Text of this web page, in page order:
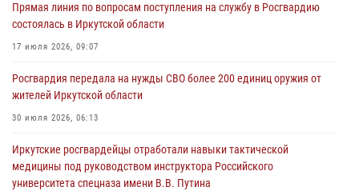
Росгвардейцы потушили загоревшийся автомобиль в Иркутске
03 августа 2026, 04:55
Дню Воздушно-десантных войск в Иркутской области
03 августа 2026, 03:32
сердца к сердцу» (видео)
31 июля 2026, 04:37
Прямая линия по вопросам поступления на службу в Росгвардию
состоялась в Иркутской области
17 июля 2026, 09:07
Росгвардия передала на нужды СВО более 200 единиц оружия от
жителей Иркутской области
30 июля 2026, 06:13
Иркутские росгвардейцы отработали навыки тактической
медицины под руководством инструктора Российского
университета спецназа имени В.В. Путина